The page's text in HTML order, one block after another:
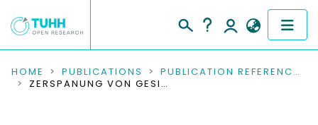
COMMUNITIES & COLLECTIONS
HOME PUBLICATIONS
PUBLICATION REFERENCES
ZERSPANUNG VON GESINTERTEM HARTMETALL : GRUNDLAGEN UND ANWENDUNG